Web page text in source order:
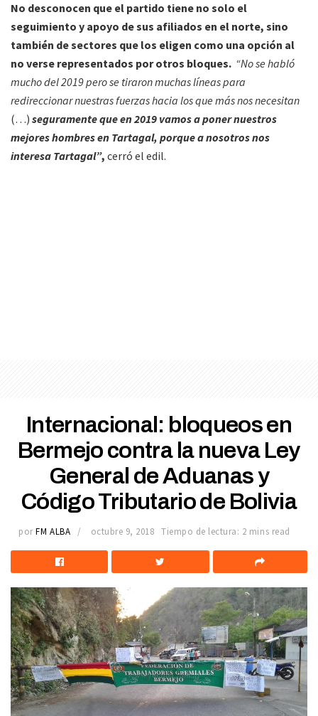
No desconocen que el partido tiene no solo el
seguimiento y apoyo de sus afiliados en el norte, sino
también de sectores que los eligen como una opción al
no verse representados por otros bloques. “No se habló
mucho del 2019 pero se tiraron muchas líneas para
redireccionar nuestras fuerzas hacia los que más nos necesitan
(…) seguramente que en 2019 vamos a poner nuestros
mejores hombres en Tartagal, porque a nosotros nos
interesa Tartagal”, cerró el edil.
Internacional: bloqueos en
Bermejo contra la nueva Ley
General de Aduanas y
Código Tributario de Bolivia
por FM ALBA octubre 9, 2018 Tiempo de lectura: 2 mins read